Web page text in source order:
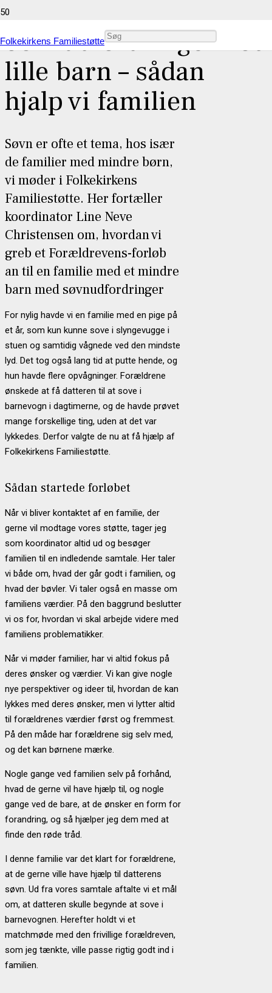
Folkekirkens Familiestøtte
Søvnudfordringer hos
lille barn – sådan
hjalp vi familien
Søvn er ofte et tema, hos især
de familier med mindre børn,
vi møder i Folkekirkens
Familiestøtte. Her fortæller
koordinator Line Neve
Christensen om, hvordan vi
greb et Forældrevens-forløb
an til en familie med et mindre
barn med søvnudfordringer
For nylig havde vi en familie med en pige på
et år, som kun kunne sove i slyngevugge i
stuen og samtidig vågnede ved den mindste
lyd. Det tog også lang tid at putte hende, og
hun havde flere opvågninger. Forældrene
ønskede at få datteren til at sove i
barnevogn i dagtimerne, og de havde prøvet
mange forskellige ting, uden at det var
lykkedes. Derfor valgte de nu at få hjælp af
Folkekirkens Familiestøtte.
Sådan startede forløbet
Når vi bliver kontaktet af en familie, der
gerne vil modtage vores støtte, tager jeg
som koordinator altid ud og besøger
familien til en indledende samtale. Her taler
vi både om, hvad der går godt i familien, og
hvad der bøvler. Vi taler også en masse om
familiens værdier. På den baggrund beslutter
vi os for, hvordan vi skal arbejde videre med
familiens problematikker.
Når vi møder familier, har vi altid fokus på
deres ønsker og værdier. Vi kan give nogle
nye perspektiver og ideer til, hvordan de kan
lykkes med deres ønsker, men vi lytter altid
til forældrenes værdier først og fremmest.
På den måde har forældrene sig selv med,
og det kan børnene mærke.
Nogle gange ved familien selv på forhånd,
hvad de gerne vil have hjælp til, og nogle
gange ved de bare, at de ønsker en form for
forandring, og så hjælper jeg dem med at
finde den røde tråd.
I denne familie var det klart for forældrene,
at de gerne ville have hjælp til datterens
søvn. Ud fra vores samtale aftalte vi et mål
om, at datteren skulle begynde at sove i
barnevognen. Herefter holdt vi et
matchmøde med den frivillige forældreven,
som jeg tænkte, ville passe rigtig godt ind i
familien.